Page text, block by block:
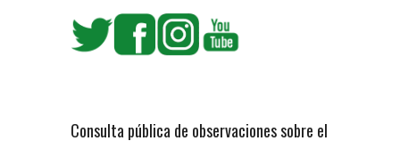
Consulta pública de observaciones sobre el